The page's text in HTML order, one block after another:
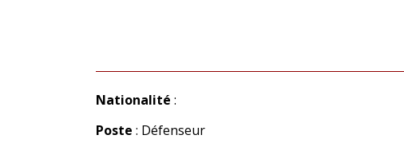
Nationalité :
Poste : Défenseur